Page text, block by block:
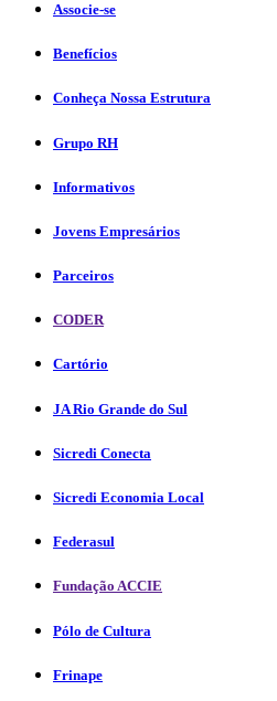
Associe-se
Benefícios
Conheça Nossa Estrutura
Grupo RH
Informativos
Jovens Empresários
Parceiros
CODER
Cartório
JA Rio Grande do Sul
Sicredi Conecta
Sicredi Economia Local
Federasul
Fundação ACCIE
Pólo de Cultura
Frinape